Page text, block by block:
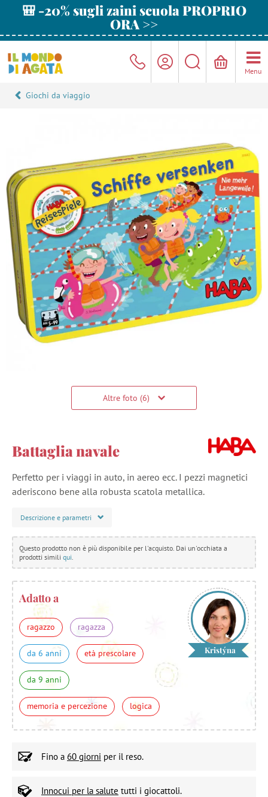
🎒 -20% sugli zaini scuola PROPRIO
ORA >>
Menu
Giochi da viaggio
Altre foto (6)
Battaglia navale
Perfetto per i viaggi in auto, in aereo ecc. I pezzi magnetici
aderiscono bene alla robusta scatola metallica.
Descrizione e parametri
Questo prodotto non è più disponibile per l'acquisto. Dai un'occhiata a
prodotti simili qui
Adatto a
ragazzo ragazza
da 6 anni età prescolare
da 9 anni
memoria e percezione logica
Kristýna
Fino a 60 giorni per il reso.
Innocui per la salute tutti i giocattoli.